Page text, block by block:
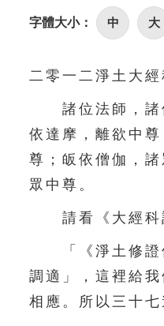
字體大小： 中 大
二零一二淨土
諸位法師，諸位
依達摩，離欲中
尊；皈依僧伽，
眾中尊。
請看《大經科註
「《淨土修證儀
調適」，這裡給
相應。所以三十